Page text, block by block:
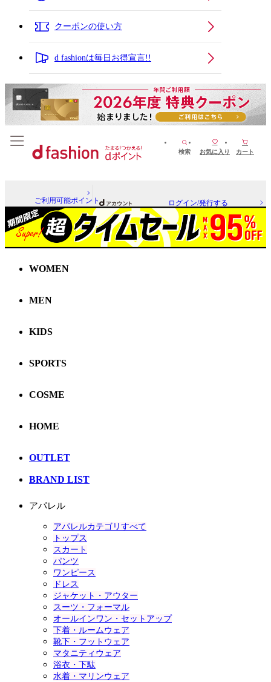
クーポンの使い方
d fashionは毎日お得宣言!!
検索 お気に入り カート
ご利用可能ポイント ログイン/発行する
WOMEN
MEN
KIDS
SPORTS
COSME
HOME
OUTLET
BRAND LIST
アパレル
アパレルカテゴリすべて
トップス
スカート
パンツ
ワンピース
ドレス
ジャケット・アウター
スーツ・フォーマル
オールインワン・セットアップ
下着・ルームウェア
靴下・フットウェア
マタニティウェア
浴衣・下駄
水着・マリンウェア